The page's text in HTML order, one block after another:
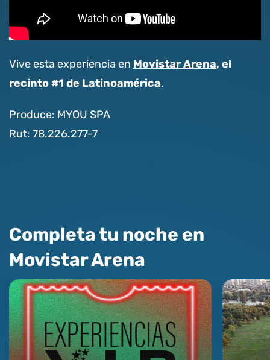
Vive esta experiencia enMovistar Arena, el
recinto #1 de Latinoamérica.
Produce: MYOU SPA
Rut: 78.226.277-7
Completa tu noche en
Movistar Arena